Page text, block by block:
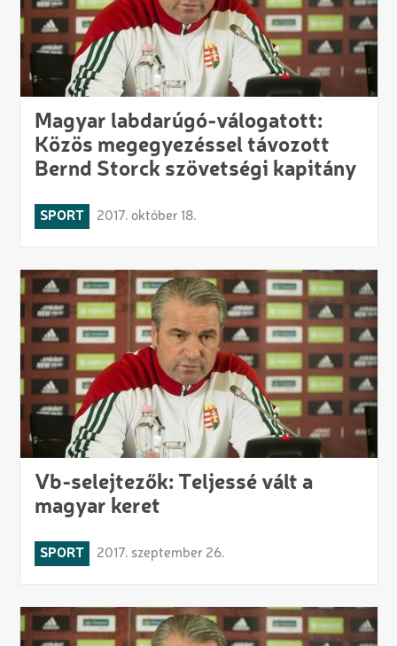
Magyar labdarúgó-válogatott:
Közös megegyezéssel távozott
Bernd Storck szövetségi kapitány
SPORT 2017. október 18.
Vb-selejtezők: Teljessé vált a
magyar keret
SPORT 2017. szeptember 26.